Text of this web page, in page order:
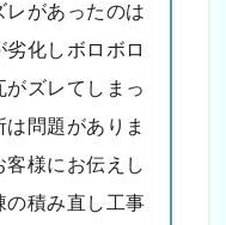
があったのは
化しボロボロ
ズレてしまっ
問題がありま
様にお伝えし
の積み直し工事